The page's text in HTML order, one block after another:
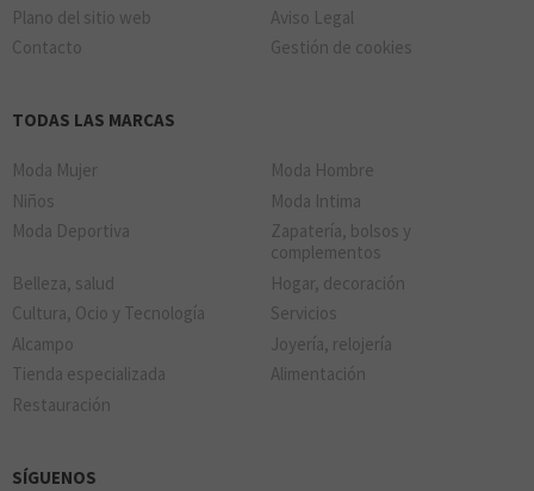
Plano del sitio web
Aviso Legal
Contacto
Gestión de cookies
TODAS LAS MARCAS
Moda Mujer
Moda Hombre
Niños
Moda Intima
Moda Deportiva
Zapatería, bolsos y
complementos
Belleza, salud
Hogar, decoración
Cultura, Ocio y Tecnología
Servicios
Alcampo
Joyería, relojería
Tienda especializada
Alimentación
Restauración
SÍGUENOS